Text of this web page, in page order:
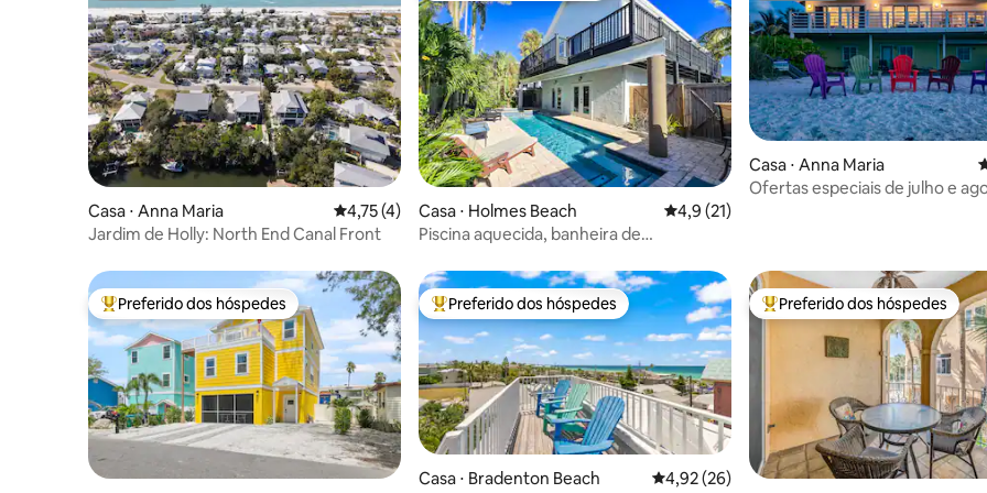
Casa ⋅ Anna Maria 4,75 de uma avaliação média de 5, 4 avaliações
4,75 (4)
Jardim de Holly: North End Canal Front
Casa ⋅ Holmes Beach 4,9 de uma avaliação média de 5, 21
4,9 (21)
Piscina aquecida, banheira de
passos da praia!
Casa ⋅ Anna Maria
Ofertas especiais de julho e
Entre os melhores preferidos dos hóspedes
Preferido dos hóspedes Entre os melhores preferidos dos hóspedes
Preferido dos hóspedes
Casa ⋅ Bradenton Beach 4,92 de uma avaliação média de 5, 26
4,92 (26)
Entre os melhores preferidos
Preferido dos hóspedes